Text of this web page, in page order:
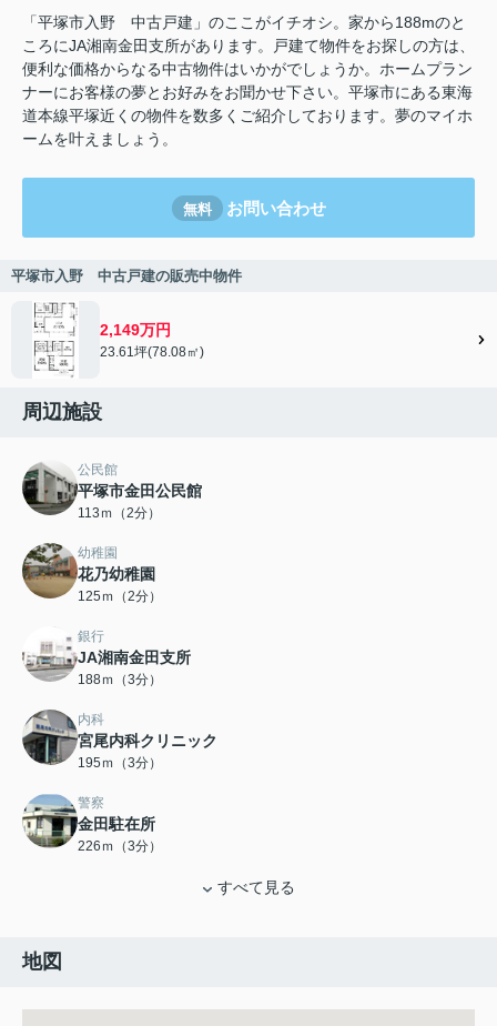
「平塚市入野 中古戸建」のここがイチオシ。家から188mのと
ころにJA湘南金田支所があります。戸建て物件をお探しの方は、
便利な価格からなる中古物件はいかがでしょうか。ホームプラン
ナーにお客様の夢とお好みをお聞かせ下さい。平塚市にある東海
道本線平塚近くの物件を数多くご紹介しております。夢のマイホ
ームを叶えましょう。
無料 お問い合わせ
平塚市入野 中古戸建の販売中物件
2,149万円
23.61坪(78.08㎡)
周辺施設
公民館
平塚市金田公民館
113ｍ（2分）
幼稚園
花乃幼稚園
125ｍ（2分）
銀行
JA湘南金田支所
188ｍ（3分）
内科
宮尾内科クリニック
195ｍ（3分）
警察
金田駐在所
226ｍ（3分）
すべて見る
地図